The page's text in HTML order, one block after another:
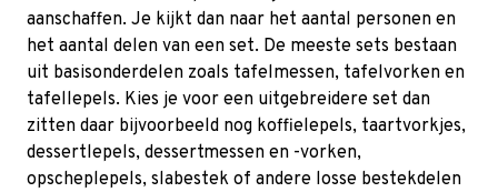
aanschaffen. Je kijkt dan naar het aantal personen en
het aantal delen van een set. De meeste sets bestaan
uit basisonderdelen zoals tafelmessen, tafelvorken en
tafellepels. Kies je voor een uitgebreidere set dan
zitten daar bijvoorbeeld nog koffielepels, taartvorkjes,
dessertlepels, dessertmessen en -vorken,
opscheplepels, slabestek of andere losse bestekdelen